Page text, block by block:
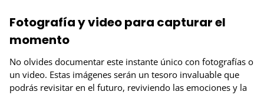
Fotografía y video para capturar el
momento
No olvides documentar este instante único con fotografías o
un video. Estas imágenes serán un tesoro invaluable que
podrás revisitar en el futuro, reviviendo las emociones y la